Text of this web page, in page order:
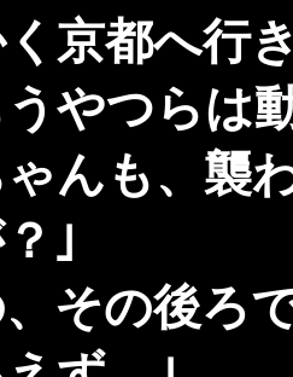
京都へ行
やつらは
んも、襲
｣
その後ろ